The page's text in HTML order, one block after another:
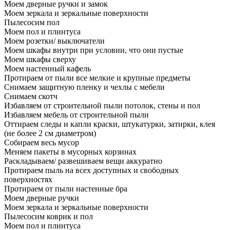
Моем дверные ручки и замок
Моем зеркала и зеркальные поверхности
Пылесосим пол
Моем пол и плинтуса
Моем розетки/ выключатели
Моем шкафы внутри при условии, что они пустые
Моем шкафы сверху
Моем настенный кафель
Протираем от пыли все мелкие и крупные предметы
Снимаем защитную пленку и чехлы с мебели
Снимаем скотч
Избавляем от строительной пыли потолок, стены и пол
Избавляем мебель от строительной пыли
Оттираем следы и капли краски, штукатурки, затирки, клея
(не более 2 см диаметром)
Собираем весь мусор
Меняем пакеты в мусорных корзинах
Раскладываем/ развешиваем вещи аккуратно
Протираем пыль на всех доступных и свободных
поверхностях
Протираем от пыли настенные бра
Моем дверные ручки
Моем зеркала и зеркальные поверхности
Пылесосим коврик и пол
Моем пол и плинтуса